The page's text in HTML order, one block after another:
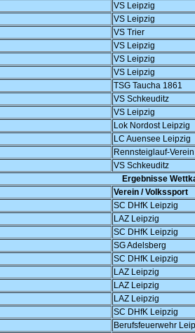
VS Leipzig
VS Leipzig
VS Trier
VS Leipzig
VS Leipzig
VS Leipzig
TSG Taucha 1861
VS Schkeuditz
VS Leipzig
Lok Nordost Leipzig
LC Auensee Leipzig
Rennsteiglauf-Verein
VS Schkeuditz
Ergebnisse
Verein / Volkssport
SC DHfK Leipzig
LAZ Leipzig
SC DHfK Leipzig
SG Adelsberg
SC DHfK Leipzig
LAZ Leipzig
LAZ Leipzig
LAZ Leipzig
SC DHfK Leipzig
Berufsfeuerwehr